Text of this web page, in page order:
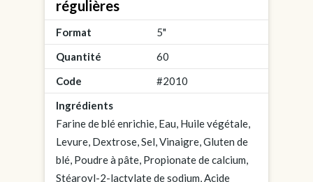
régulières
Format
5"
Quantité
60
Code
#2010
Ingrédients
Farine de blé enrichie, Eau, Huile végétale,
Levure, Dextrose, Sel, Vinaigre, Gluten de
blé, Poudre à pâte, Propionate de calcium,
Stéaroyl-2-lactylate de sodium, Acide